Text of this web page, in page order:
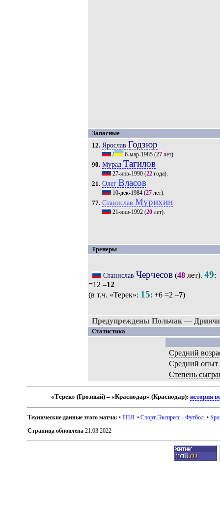
Запасные
12. Ярослав Годзюр
/ 6-мар-1985(27лет).
90. Мурад Тагилов
27-янв-1990(22года).
21. Олег Власов
10-дек-1984(27лет).
77. Станислав Мурихин
21-янв-1992(20лет).
Тренеры
Станислав Черчесов(48лет). 49:
=12 –12
(в т.ч. «Терек»: 15: +6 =2 –7)
Предупреждены Польчак —
Статистика
Средний
Средний опыт
Степень
«Терек» (Грозный) – «Краснодар» (Краснодар):история
Технические данные этого матча: •РПЛ . •Спорт-Экспресс - Футбол . •
Страница обновлена 21.03.2022